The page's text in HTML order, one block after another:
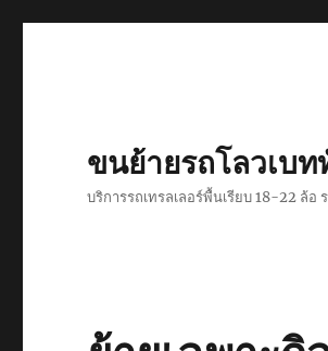
ขนย้ายรถโลวเบ
บริการรถเทรลเลอร์พื้นเรียบ 18-22 ล้